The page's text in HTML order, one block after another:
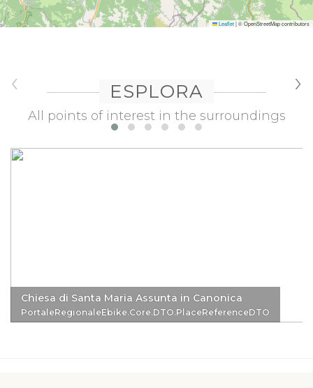
Leaflet|© OpenStreetMap contributors
ESPLORA
All points of interest in the surroundings
Chiesa di Santa Maria Assunta in Canonica
PortaleRegionaleEbike.Core.DTO.PlaceReferenceDTO
‹ ›